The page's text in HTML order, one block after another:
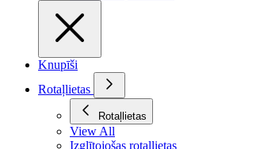
Knupīši
Rotaļlietas
Rotaļlietas
View All
Izglītojošas rotaļlietas